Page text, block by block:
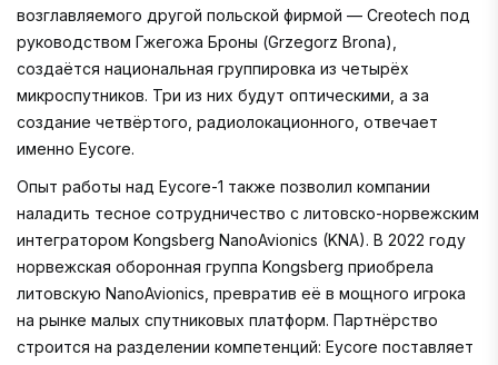
возглавляемого другой польской фирмой — Creotech под
руководством Гжегожа Броны (Grzegorz Brona),
создаётся национальная группировка из четырёх
микроспутников. Три из них будут оптическими, а за
создание четвёртого, радиолокационного, отвечает
именно Eycore.
Опыт работы над Eycore-1 также позволил компании
наладить тесное сотрудничество с литовско-норвежским
интегратором Kongsberg NanoAvionics (KNA). В 2022 году
норвежская оборонная группа Kongsberg приобрела
литовскую NanoAvionics, превратив её в мощного игрока
на рынке малых спутниковых платформ. Партнёрство
строится на разделении компетенций: Eycore поставляет